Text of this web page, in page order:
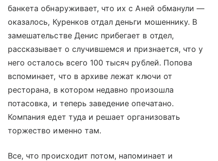
банкета обнаруживает, что их с Аней обманули —
оказалось, Куренков отдал деньги мошеннику. В
замешательстве Денис прибегает в отдел,
рассказывает о случившемся и признается, что у
него осталось всего 100 тысяч рублей. Попова
вспоминает, что в архиве лежат ключи от
ресторана, в котором недавно произошла
потасовка, и теперь заведение опечатано.
Компания едет туда и решает организовать
торжество именно там.
Все, что происходит потом, напоминает и